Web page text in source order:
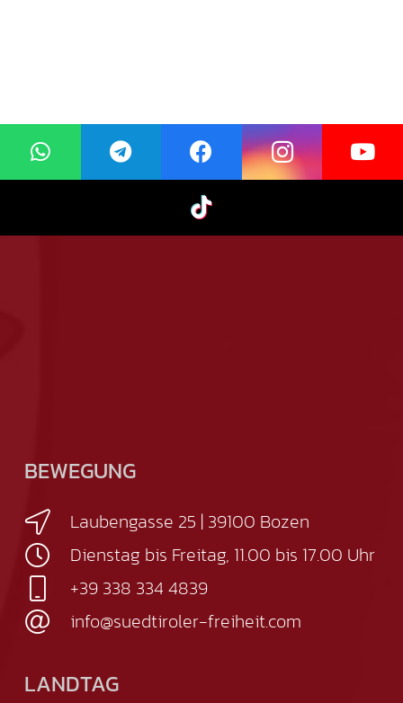
BEWEGUNG
Laubengasse 25 | 39100 Bozen
Dienstag bis Freitag, 11.00 bis 17.00 Uhr
+39 338 334 4839
info@suedtiroler-freiheit.com
LANDTAG